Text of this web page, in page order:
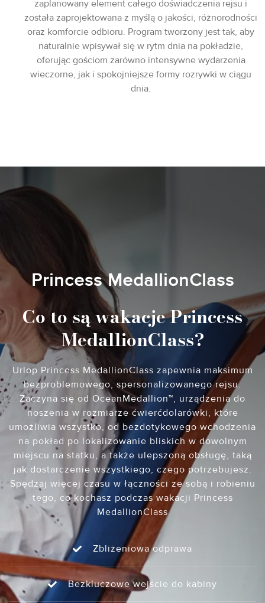
zaplanowany element całego doświadczenia rejsu i
została zaprojektowana z myślą o jakości, różnorodności
oraz komforcie odbioru. Program tworzony jest tak, aby
naturalnie wpisywał się w rytm dnia na pokładzie,
oferując gościom zarówno intensywne wydarzenia
wieczorne, jak i spokojniejsze formy rozrywki w ciągu
dnia.
Princess MedallionClass
Co to są wakacje Princess
MedallionClass?
Urlop Princess MedallionClass zapewnia maksimum
bezproblemowego, spersonalizowanego rejsu.
Zaczyna się od OceanMedallion™, urządzenia do
noszenia w rozmiarze ćwierćdolarówki, które
umożliwia wszystko, od bezdotykowego wchodzenia
na pokład po lokalizowanie bliskich w dowolnym
miejscu na statku, a także ulepszoną obsługę, taką
jak dostarczenie wszystkiego, czego potrzebujesz.
Spędzaj więcej czasu w łączności ze sobą i robieniu
tego, co kochasz podczas wakacji Princess
MedallionClass
Zbliżeniowa odprawa
Bezkluczowe wejście do kabiny